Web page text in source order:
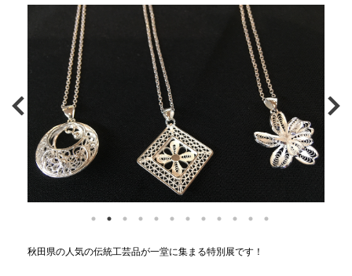
秋田県の人気の伝統工芸品が一堂に集まる特別展です！